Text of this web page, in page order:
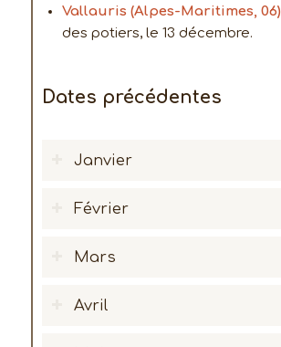
Vallauris (Alpes-Maritimes, 06)
des potiers, le 13 décembre.
Dates précédentes
Janvier
Février
Mars
Avril